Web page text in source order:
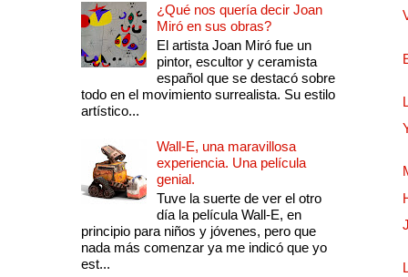
¿Qué nos quería decir Joan
Miró en sus obras?
El artista Joan Miró fue un
pintor, escultor y ceramista
español que se destacó sobre
todo en el movimiento surrealista. Su estilo
artístico...
Wall-E, una maravillosa
experiencia. Una película
genial.
Tuve la suerte de ver el otro
día la película Wall-E, en
principio para niños y jóvenes, pero que
nada más comenzar ya me indicó que yo
est...